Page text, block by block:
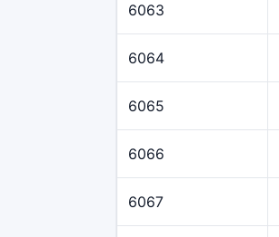
6063
6064
6065
6066
6067